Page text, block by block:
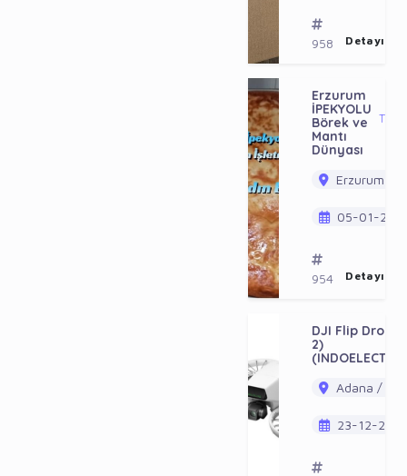
958 Detayı
Erzurum
İPEKYOLU
Börek ve
Mantı
Dünyası
TL
Erzurum /
05-01-
954 Detayı
DJI Flip Drone
2)
Adana /
23-12-